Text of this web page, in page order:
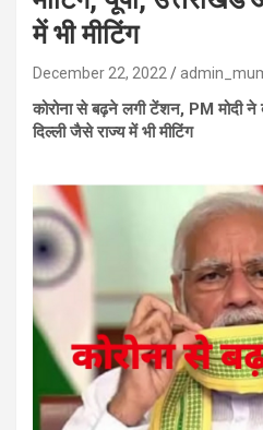
में भी मीटिंग
December 22, 2022
कोरोना से बढ़ने लगी टेंशन, PM मोदी ने
दिल्ली जैसे राज्य में भी मीटिंग